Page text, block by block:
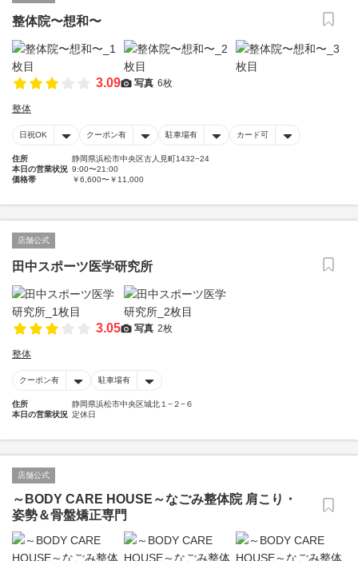
整体院〜想和〜
3.09 写真 6枚
整体
日祝OK クーポン有 駐車場有 カード可
住所
静岡県浜松市中央区古人見町1432−24
本日の営業状況 9:00〜21:00
価格帯
￥6,600〜￥11,000
店舗公式
田中スポーツ医学研究所
3.05 写真 2枚
整体
クーポン有 駐車場有
住所
静岡県浜松市中央区城北１−２−６
本日の営業状況 定休日
店舗公式
～BODY CARE HOUSE～なごみ整体院 肩こり・
姿勢＆骨盤矯正専門